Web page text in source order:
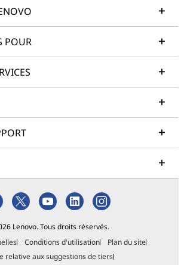
POUR
Lenovo. Tous droits réservés.
Conditions d'utilisation
Plan du site
relative aux suggestions de tiers